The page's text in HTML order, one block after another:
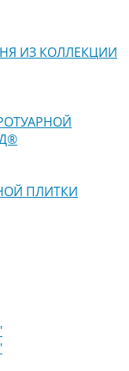
ИЗ КОЛЛЕКЦИИ
ПЛИТКИ